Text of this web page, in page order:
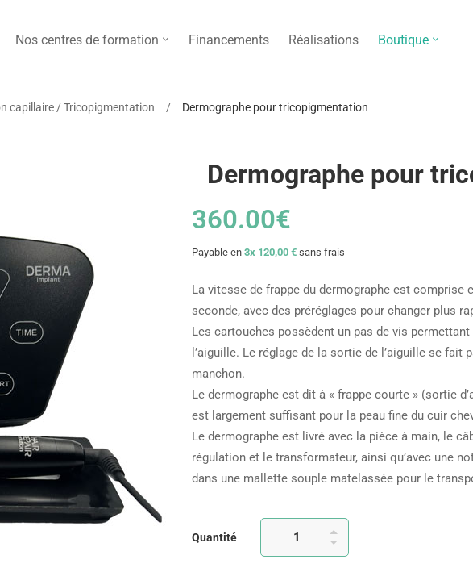
Nos centres de formation Financements Réalisations Boutique
capillaire / Tricopigmentation Dermographe pour tricopigmentation
Dermographe pour
360.00€
Payable en 3x 120,00 € sans frais
La vitesse de frappe du dermographe est comprise
seconde, avec des préréglages pour changer plus
Les cartouches possèdent un pas de vis
l’aiguille. Le réglage de la sortie de l’aiguille se fait
manchon.
Le dermographe est dit à « frappe courte » (sortie
est largement suffisant pour la peau fine du cuir
Le dermographe est livré avec la pièce à main, le
régulation et le transformateur, ainsi qu’avec une
dans une mallette souple matelassée pour le
Quantité